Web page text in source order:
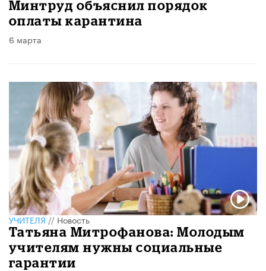
Минтруд объяснил порядок
оплаты карантина
6 марта
УЧИТЕЛЯ//Новость
Татьяна Митрофанова: Молодым
учителям нужны социальные
гарантии